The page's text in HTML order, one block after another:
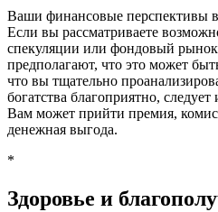
Ваши финансовые перспективы
Если вы рассматриваете
спекуляции или фондовый
предполагают, что это может
что вы тщательно
богатства благоприятно,
Вам может прийти премия,
денежная выгода.
*
Здоровье и